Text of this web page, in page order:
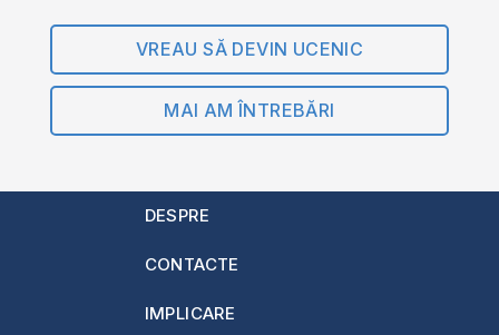
VREAU SĂ DEVIN UCENIC
MAI AM ÎNTREBĂRI
DESPRE
CONTACTE
IMPLICARE